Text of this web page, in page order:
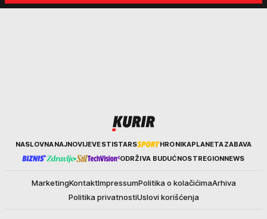
KurirNASLOVNANAJNOVIJEVESTISTARS HRONIKAPLANETAZABAVA
ODRŽIVA BUDUĆNOSTREGIONNEWS
MarketingKontaktImpressumPolitika o kolačićimaArhiva
Politika privatnostiUslovi korišćenja